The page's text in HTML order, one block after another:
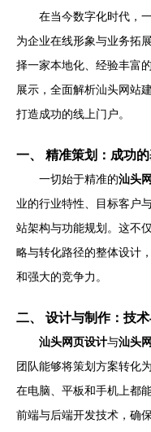
在当今数字化时代，
为企业在线形象与业务拓
择一家本地化、经验丰富
展示，全面解析汕头网站
打造成功的线上门户。
一、 精准策划：成功
一切始于精准的汕头
业的行业特性、目标客户
站架构与功能规划。这不
略与转化路径的整体设计
和强大的竞争力。
二、 设计与制作：技
汕头网页设计与汕头
团队能够将策划方案转化
在电脑、平板和手机上都
前端与后端开发技术，确